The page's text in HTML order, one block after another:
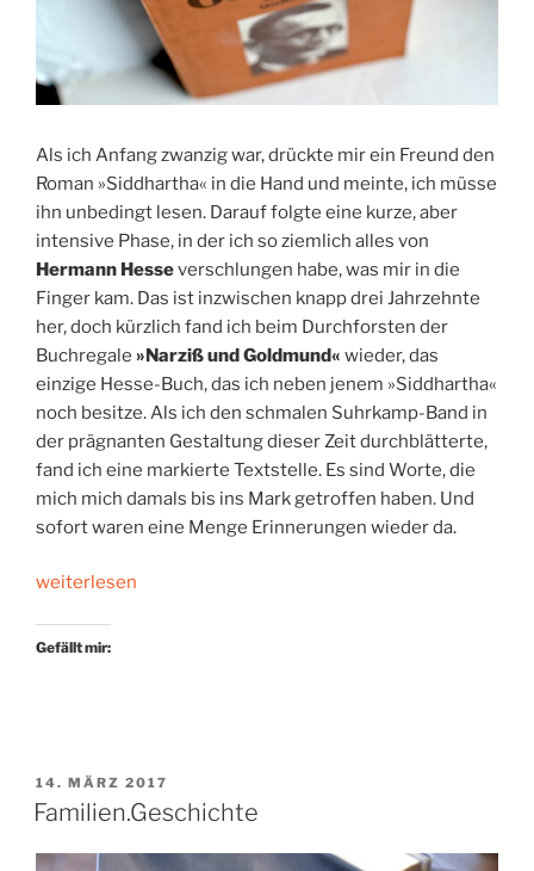
Als ich Anfang zwanzig war, drückte mir ein Freund den
Roman »Siddhartha« in die Hand und meinte, ich müsse
ihn unbedingt lesen. Darauf folgte eine kurze, aber
intensive Phase, in der ich so ziemlich alles von
Hermann Hesseverschlungen habe, was mir in die
Finger kam. Das ist inzwischen knapp drei Jahrzehnte
her, doch kürzlich fand ich beim Durchforsten der
Buchregale »Narziß und Goldmund« wieder, das
einzige Hesse-Buch, das ich neben jenem »Siddhartha«
noch besitze. Als ich den schmalen Suhrkamp-Band in
der prägnanten Gestaltung dieser Zeit durchblätterte,
fand ich eine markierte Textstelle. Es sind Worte, die
mich mich damals bis ins Mark getroffen haben. Und
sofort waren eine Menge Erinnerungen wieder da.
„Die
Angst.
weiterlesen
Gefällt mir:
VERÖFFENTLICHT
AM
14. MÄRZ 2017
Familien.Geschichte